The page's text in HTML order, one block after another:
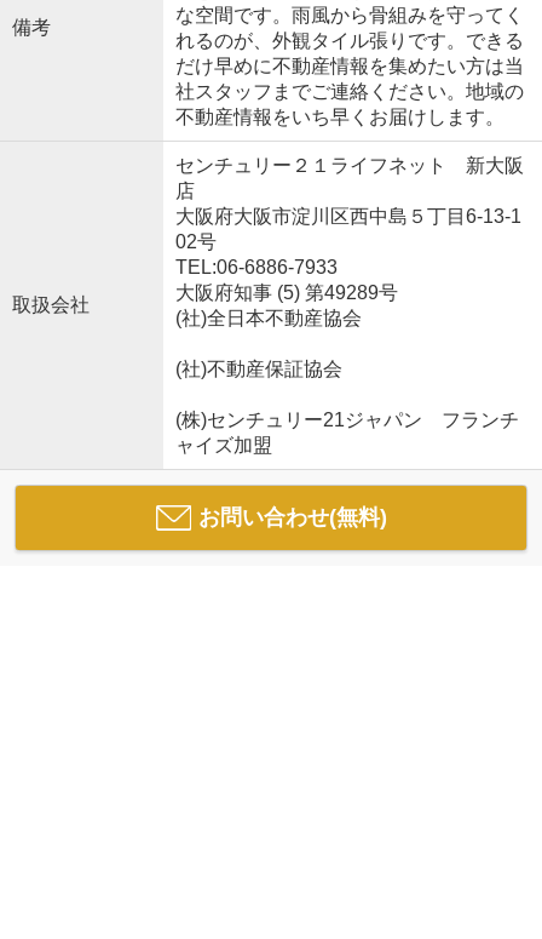
備考
な空間です。雨風から骨組みを守ってく
れるのが、外観タイル張りです。できる
だけ早めに不動産情報を集めたい方は当
社スタッフまでご連絡ください。地域の
不動産情報をいち早くお届けします。
取扱会社
センチュリー２１ライフネット 新大阪
店
大阪府大阪市淀川区西中島５丁目6-13-1
02号
TEL:06-6886-7933
大阪府知事 (5) 第49289号
(社)全日本不動産協会
(社)不動産保証協会
(株)センチュリー21ジャパン フランチ
ャイズ加盟
お問い合わせ(無料)